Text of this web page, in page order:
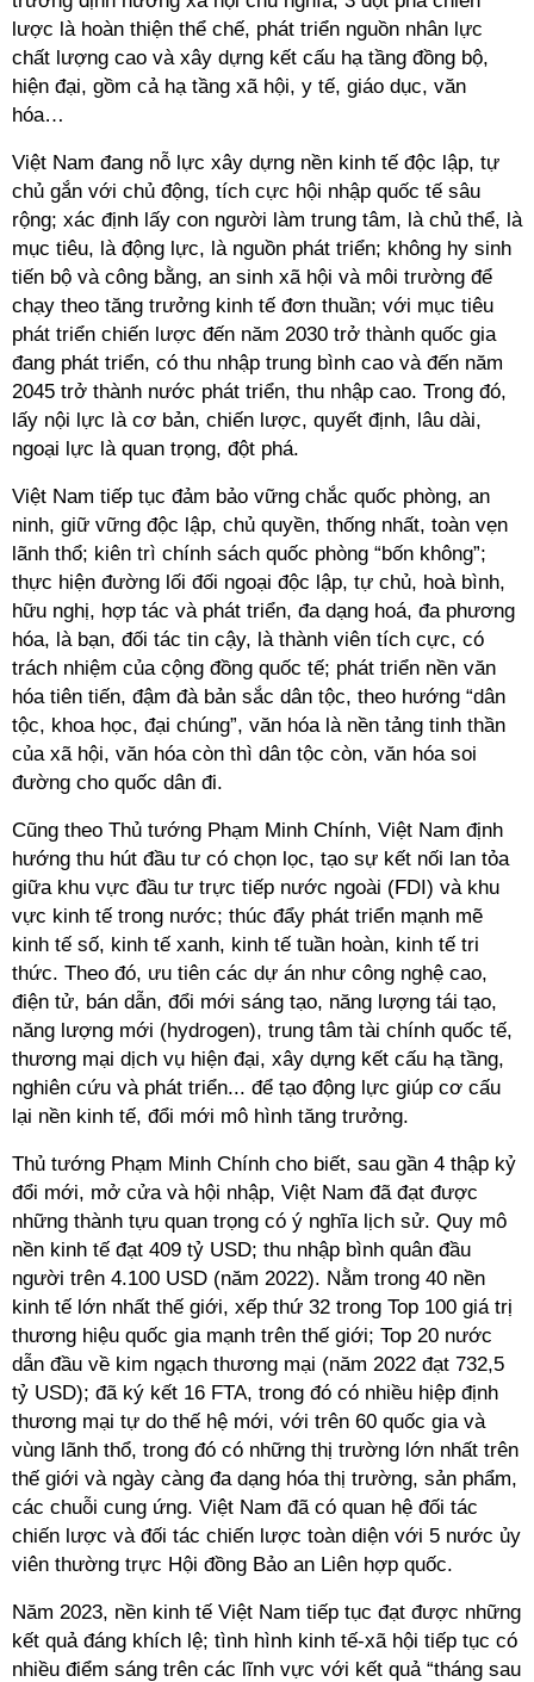
lược là hoàn thiện thể chế, phát triển nguồn nhân lực
chất lượng cao và xây dựng kết cấu hạ tầng đồng bộ,
hiện đại, gồm cả hạ tầng xã hội, y tế, giáo dục, văn
hóa…
Việt Nam đang nỗ lực xây dựng nền kinh tế độc lập, tự
chủ gắn với chủ động, tích cực hội nhập quốc tế sâu
rộng; xác định lấy con người làm trung tâm, là chủ thể, là
mục tiêu, là động lực, là nguồn phát triển; không hy sinh
tiến bộ và công bằng, an sinh xã hội và môi trường để
chạy theo tăng trưởng kinh tế đơn thuần; với mục tiêu
phát triển chiến lược đến năm 2030 trở thành quốc gia
đang phát triển, có thu nhập trung bình cao và đến năm
2045 trở thành nước phát triển, thu nhập cao. Trong đó,
lấy nội lực là cơ bản, chiến lược, quyết định, lâu dài,
ngoại lực là quan trọng, đột phá.
Việt Nam tiếp tục đảm bảo vững chắc quốc phòng, an
ninh, giữ vững độc lập, chủ quyền, thống nhất, toàn vẹn
lãnh thổ; kiên trì chính sách quốc phòng “bốn không”;
thực hiện đường lối đối ngoại độc lập, tự chủ, hoà bình,
hữu nghị, hợp tác và phát triển, đa dạng hoá, đa phương
hóa, là bạn, đối tác tin cậy, là thành viên tích cực, có
trách nhiệm của cộng đồng quốc tế; phát triển nền văn
hóa tiên tiến, đậm đà bản sắc dân tộc, theo hướng “dân
tộc, khoa học, đại chúng”, văn hóa là nền tảng tinh thần
của xã hội, văn hóa còn thì dân tộc còn, văn hóa soi
đường cho quốc dân đi.
Cũng theo Thủ tướng Phạm Minh Chính, Việt Nam định
hướng thu hút đầu tư có chọn lọc, tạo sự kết nối lan tỏa
giữa khu vực đầu tư trực tiếp nước ngoài (FDI) và khu
vực kinh tế trong nước; thúc đẩy phát triển mạnh mẽ
kinh tế số, kinh tế xanh, kinh tế tuần hoàn, kinh tế tri
thức. Theo đó, ưu tiên các dự án như công nghệ cao,
điện tử, bán dẫn, đổi mới sáng tạo, năng lượng tái tạo,
năng lượng mới (hydrogen), trung tâm tài chính quốc tế,
thương mại dịch vụ hiện đại, xây dựng kết cấu hạ tầng,
nghiên cứu và phát triển... để tạo động lực giúp cơ cấu
lại nền kinh tế, đổi mới mô hình tăng trưởng.
Thủ tướng Phạm Minh Chính cho biết, sau gần 4 thập kỷ
đổi mới, mở cửa và hội nhập, Việt Nam đã đạt được
những thành tựu quan trọng có ý nghĩa lịch sử. Quy mô
nền kinh tế đạt 409 tỷ USD; thu nhập bình quân đầu
người trên 4.100 USD (năm 2022). Nằm trong 40 nền
kinh tế lớn nhất thế giới, xếp thứ 32 trong Top 100 giá trị
thương hiệu quốc gia mạnh trên thế giới; Top 20 nước
dẫn đầu về kim ngạch thương mại (năm 2022 đạt 732,5
tỷ USD); đã ký kết 16 FTA, trong đó có nhiều hiệp định
thương mại tự do thế hệ mới, với trên 60 quốc gia và
vùng lãnh thổ, trong đó có những thị trường lớn nhất trên
thế giới và ngày càng đa dạng hóa thị trường, sản phẩm,
các chuỗi cung ứng. Việt Nam đã có quan hệ đối tác
chiến lược và đối tác chiến lược toàn diện với 5 nước ủy
viên thường trực Hội đồng Bảo an Liên hợp quốc.
Năm 2023, nền kinh tế Việt Nam tiếp tục đạt được những
kết quả đáng khích lệ; tình hình kinh tế-xã hội tiếp tục có
nhiều điểm sáng trên các lĩnh vực với kết quả “tháng sau